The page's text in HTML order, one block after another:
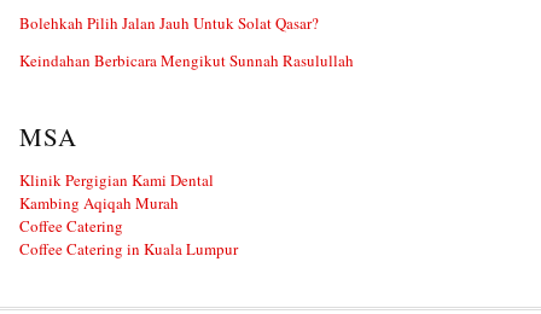
Bolehkah Pilih Jalan Jauh Untuk Solat Qasar?
Keindahan Berbicara Mengikut Sunnah Rasulullah
MSA
Klinik Pergigian Kami Dental
Kambing Aqiqah Murah
Coffee Catering
Coffee Catering in Kuala Lumpur